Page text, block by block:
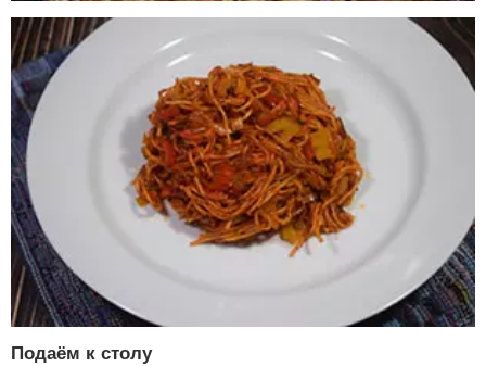
Подаём к столу